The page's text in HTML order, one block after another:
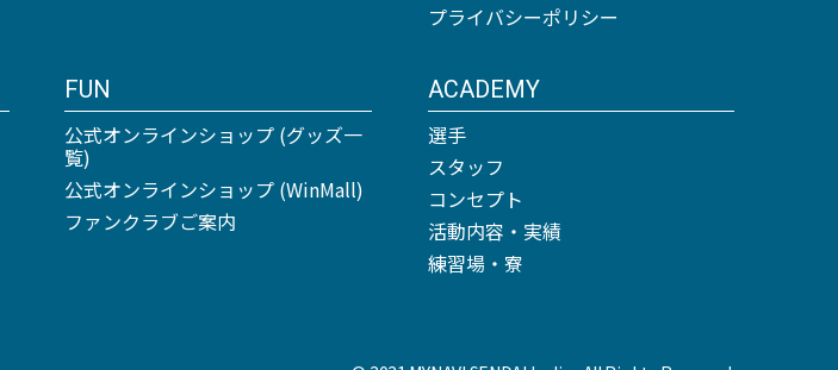
FUN
公式オンラインショップ (グッズ一
覧)
公式オンラインショップ (WinMall)
ファンクラブご案内
ACADEMY
選手
スタッフ
コンセプト
活動内容・実績
練習場・寮
プライバシーポリシー